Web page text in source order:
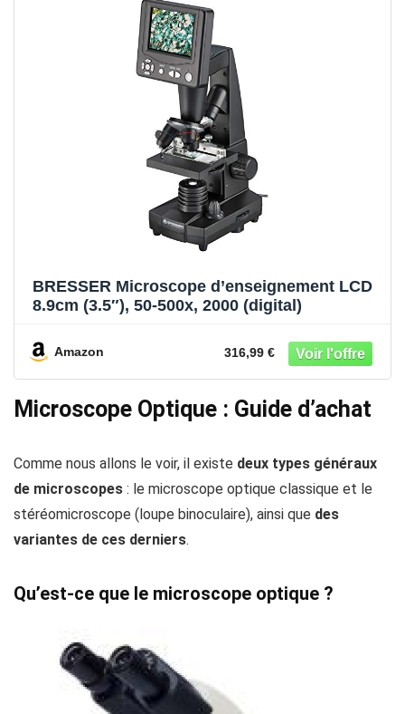
BRESSER Microscope d’enseignement LCD
8.9cm (3.5″), 50-500x, 2000 (digital)
Amazon 316,99 €
Microscope Optique : Guide d’achat
Comme nous allons le voir, il existe deux types généraux
de microscopes : le microscope optique classique et le
stéréomicroscope (loupe binoculaire), ainsi que des
variantes de ces derniers.
Qu’est-ce que le microscope optique ?